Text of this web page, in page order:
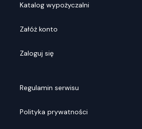
Katalog wypożyczalni
Załóż konto
Zaloguj się
Regulamin serwisu
Polityka prywatności